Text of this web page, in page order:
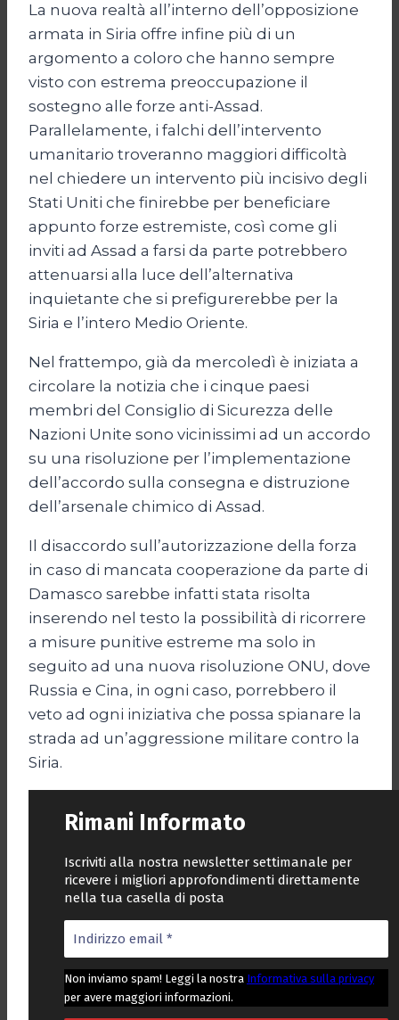
La nuova realtà all’interno dell’opposizione
armata in Siria offre infine più di un
argomento a coloro che hanno sempre
visto con estrema preoccupazione il
sostegno alle forze anti-Assad.
Parallelamente, i falchi dell’intervento
umanitario troveranno maggiori difficoltà
nel chiedere un intervento più incisivo degli
Stati Uniti che finirebbe per beneficiare
appunto forze estremiste, così come gli
inviti ad Assad a farsi da parte potrebbero
attenuarsi alla luce dell’alternativa
inquietante che si prefigurerebbe per la
Siria e l’intero Medio Oriente.
Nel frattempo, già da mercoledì è iniziata a
circolare la notizia che i cinque paesi
membri del Consiglio di Sicurezza delle
Nazioni Unite sono vicinissimi ad un accordo
su una risoluzione per l’implementazione
dell’accordo sulla consegna e distruzione
dell’arsenale chimico di Assad.
Il disaccordo sull’autorizzazione della forza
in caso di mancata cooperazione da parte di
Damasco sarebbe infatti stata risolta
inserendo nel testo la possibilità di ricorrere
a misure punitive estreme ma solo in
seguito ad una nuova risoluzione ONU, dove
Russia e Cina, in ogni caso, porrebbero il
veto ad ogni iniziativa che possa spianare la
strada ad un’aggressione militare contro la
Siria.
Rimani Informato
Iscriviti alla nostra newsletter settimanale per
ricevere i migliori approfondimenti direttamente
nella tua casella di posta
Non inviamo spam! Leggi la nostra Informativa sulla privacy
per avere maggiori informazioni.